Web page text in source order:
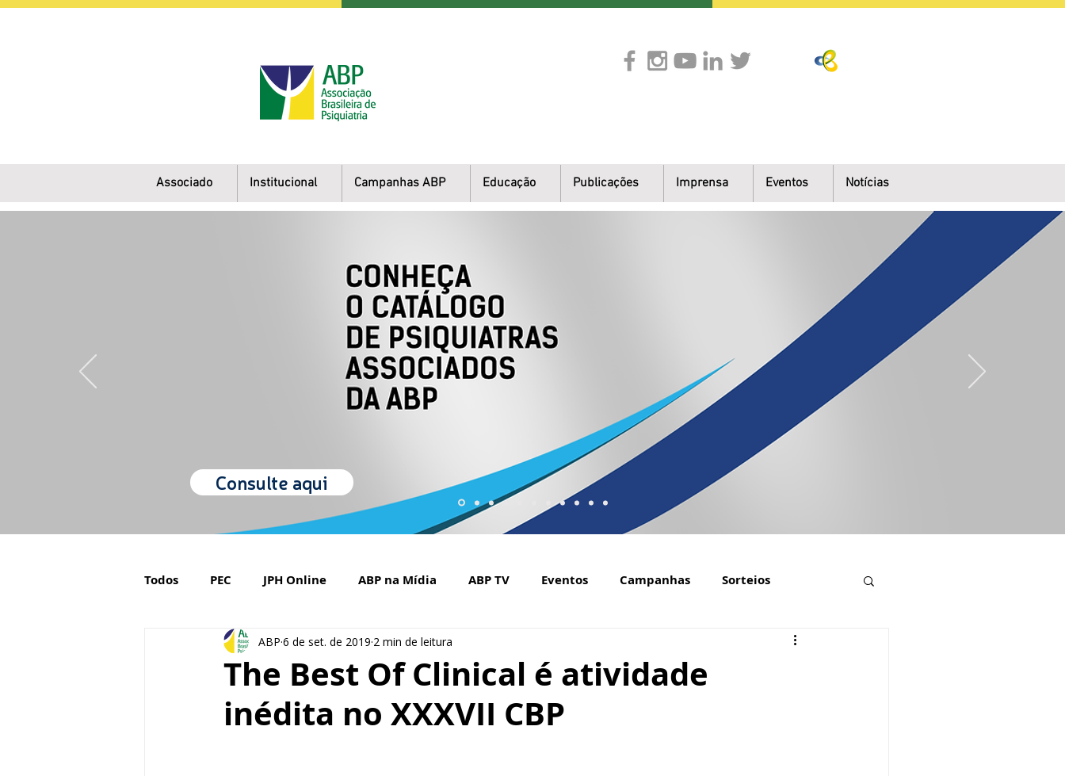
Associado Institucional Campanhas ABP Educação Publicações Imprensa Eventos Notícias
Consulte aqui
Todos PEC JPH Online ABP na Mídia ABP TV Eventos Campanhas Sorteios
Orgulho de ser Psiquiatra Setembro Amarelo na mídia
The Best Of Clinical é atividade
inédita no XXXVII CBP
ABP 6 de set. de 2019 2 min de leitura